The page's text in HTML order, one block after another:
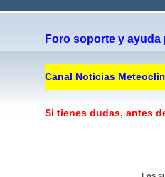
Foro soporte y
Canal Noticias
Si tienes dudas, antes